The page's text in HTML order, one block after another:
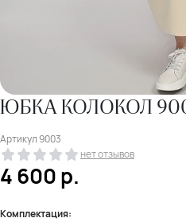
ЮБКА КОЛОКОЛ
Артикул9003
нет отзывов
4 600р.
Комплектация: